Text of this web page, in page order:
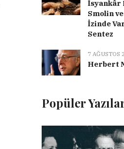
İsyankâr
Smolin
İzinde
Sentez
7 AĞUSTOS
Herbert
Popüler